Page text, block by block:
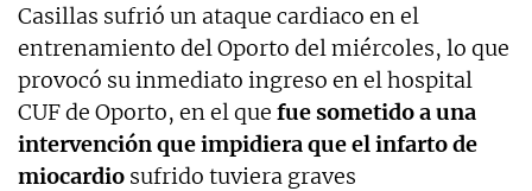
Casillas sufrió un ataque cardiaco en el
entrenamiento del Oporto del miércoles, lo que
provocó su inmediato ingreso en el hospital
CUF de Oporto, en el que fue sometido a una
intervención que impidiera que el infarto de
miocardio sufrido tuviera graves